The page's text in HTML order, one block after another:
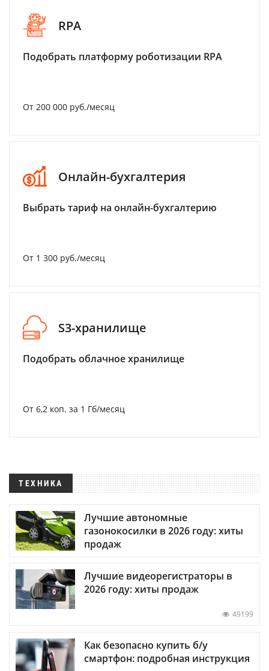
RPA
Подобрать платформу роботизации RPA
От 200 000 руб./месяц
Онлайн-бухгалтерия
Выбрать тариф на онлайн-бухгалтерию
От 1 300 руб./месяц
S3-хранилище
Подобрать облачное хранилище
От 6,2 коп. за 1 Гб/месяц
ТЕХНИКА
Лучшие автономные
газонокосилки в 2026 году: хиты
продаж
Лучшие видеорегистраторы в
2026 году: хиты продаж
49199
Как безопасно купить б/у
смартфон: подробная инструкция